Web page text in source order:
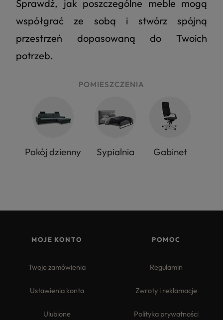
Sprawdź, jak poszczególne meble mogą
współgrać ze sobą i stwórz spójną
przestrzeń dopasowaną do Twoich
potrzeb.
POMIESZCZENIA
Pokój dzienny Sypialnia Gabinet
MOJE KONTO
Twoje zamówienia
Ustawienia konta
Ulubione
POMOC
Regulamin
Zwroty i reklamacje
Polityka prywatności